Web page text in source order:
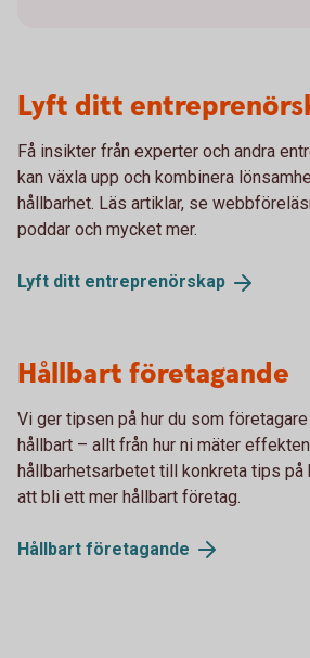
Lyft ditt
Få insikter från experter och andra
kan växla upp och kombinera
hållbarhet. Läs artiklar, se
poddar och mycket mer.
Lyft ditt entreprenörskap
Hållbart företagande
Vi ger tipsen på hur du som
hållbart – allt från hur ni mäter
hållbarhetsarbetet till konkreta tips på
att bli ett mer hållbart företag.
Hållbart företagande